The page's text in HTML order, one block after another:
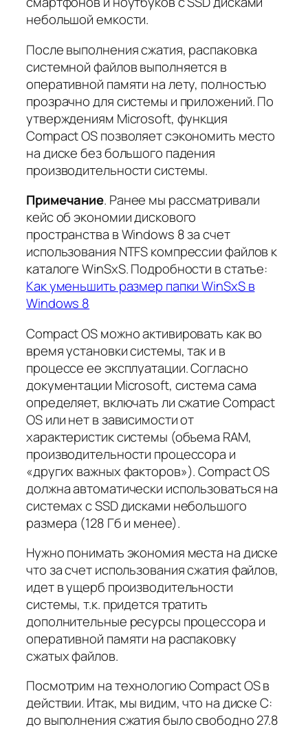
небольшой емкости.
После выполнения сжатия, распаковка
системной файлов выполняется в
оперативной памяти на лету, полностью
прозрачно для системы и приложений. По
утверждениям Microsoft, функция
Compact OS позволяет сэкономить место
на диске без большого падения
производительности системы.
Примечание. Ранее мы рассматривали
кейс об экономии дискового
пространства в Windows 8 за счет
использования NTFS компрессии файлов к
каталоге WinSxS. Подробности в статье:
Как уменьшить размер папки WinSxS в
Windows 8
Compact OS можно активировать как во
время установки системы, так и в
процессе ее эксплуатации. Согласно
документации Microsoft, система сама
определяет, включать ли сжатие Compact
OS или нет в зависимости от
характеристик системы (объема RAM,
производительности процессора и
«других важных факторов»). Compact OS
должна автоматически использоваться на
системах с SSD дисками небольшого
размера (128 Гб и менее).
Нужно понимать экономия места на диске
что за счет использования сжатия файлов,
идет в ущерб производительности
системы, т.к. придется тратить
дополнительные ресурсы процессора и
оперативной памяти на распаковку
сжатых файлов.
Посмотрим на технологию Compact OS в
действии. Итак, мы видим, что на диске C:
до выполнения сжатия было свободно 27.8